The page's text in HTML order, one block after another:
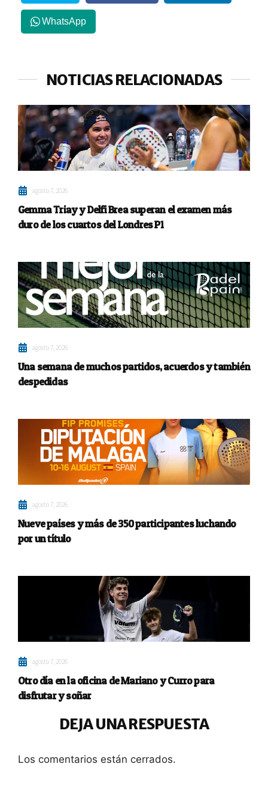
WhatsApp
NOTICIAS RELACIONADAS
agosto 7, 2026
Gemma Triay y Delfi Brea superan el examen más
duro de los cuartos del Londres P1
agosto 7, 2026
Una semana de muchos partidos, acuerdos y también
despedidas
agosto 7, 2026
Nueve países y más de 350 participantes luchando
por un título
agosto 7, 2026
Otro día en la oficina de Mariano y Curro para
disfrutar y soñar
DEJA UNA RESPUESTA
Los comentarios están cerrados.